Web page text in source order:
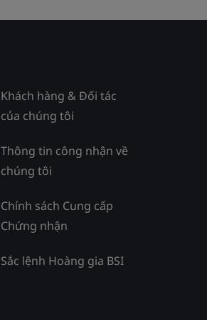
Khách hàng & Đối tác
của chúng tôi
Thông tin công nhận về
chúng tôi
Chính sách Cung cấp
Chứng nhận
Sắc lệnh Hoàng gia BSI